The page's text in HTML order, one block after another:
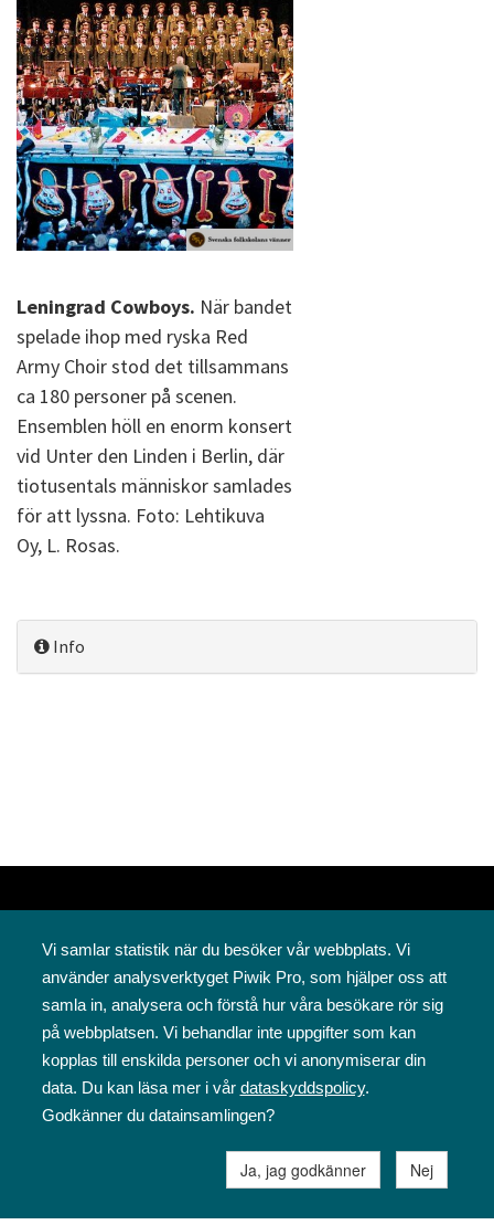
Leningrad Cowboys. När bandet
spelade ihop med ryska Red
Army Choir stod det tillsammans
ca 180 personer på scenen.
Ensemblen höll en enorm konsert
vid Unter den Linden i Berlin, där
tiotusentals människor samlades
för att lyssna. Foto: Lehtikuva
Oy, L. Rosas.
Info
Svenska folkskolans vänner rf
Annegatan 12
00120 Helsingfors
09 6844 570
sfv@sfv.fi
Vi samlar statistik när du besöker vår webbplats. Vi
använder analysverktyget Piwik Pro, som hjälper oss att
samla in, analysera och förstå hur våra besökare rör sig
på webbplatsen. Vi behandlar inte uppgifter som kan
kopplas till enskilda personer och vi anonymiserar din
data. Du kan läsa mer i vår dataskyddspolicy.
Godkänner du datainsamlingen?
Ja, jag godkänner Nej